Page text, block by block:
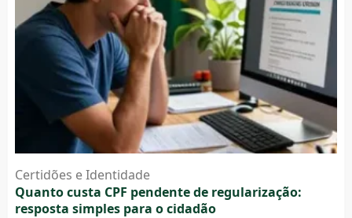
Certidões e Identidade
Quanto custa CPF pendente de regularização:
resposta simples para o cidadão